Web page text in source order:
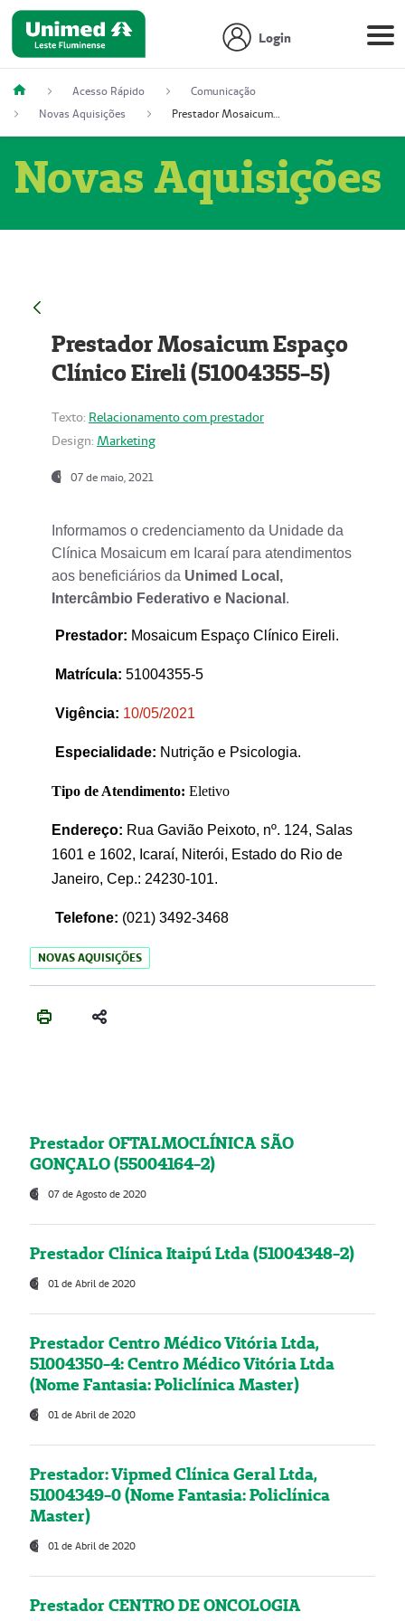
Login
Acesso Rápido
Comunicação
Novas Aquisições
Prestador Mosaicum Espaço Clínico Eireli (51004355-5)
Novas Aquisições
Prestador Mosaicum Espaço
Clínico Eireli (51004355-5)
Texto: Relacionamento com prestador
Design: Marketing
07 de maio, 2021
Informamos o credenciamento da Unidade da
Clínica Mosaicum em Icaraí para atendimentos
aos beneficiários da Unimed Local,
Intercâmbio Federativo e Nacional .
Prestador: Mosaicum Espaço Clínico Eireli.
Matrícula: 51004355-5
Vigência: 10/05/2021
Especialidade: Nutrição e Psicologia.
Tipo de Atendimento: Eletivo
Endereço: Rua Gavião Peixoto, nº. 124, Salas
1601 e 1602, Icaraí, Niterói, Estado do Rio de
Janeiro, Cep.: 24230-101.
Telefone: (021) 3492-3468
NOVAS AQUISIÇÕES
Prestador OFTALMOCLÍNICA SÃO
GONÇALO (55004164-2)
07 de Agosto de 2020
Prestador Clínica Itaipú Ltda (51004348-2)
01 de Abril de 2020
Prestador Centro Médico Vitória Ltda,
51004350-4: Centro Médico Vitória Ltda
(Nome Fantasia: Policlínica Master)
01 de Abril de 2020
Prestador: Vipmed Clínica Geral Ltda,
51004349-0 (Nome Fantasia: Policlínica
Master)
01 de Abril de 2020
Prestador CENTRO DE ONCOLOGIA